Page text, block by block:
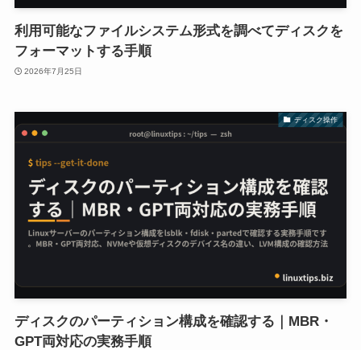
利用可能なファイルシステム形式を調べてディスクを
フォーマットする手順
2026年7月25日
ディスク操作
ディスクのパーティション構成を確認する｜MBR・
GPT両対応の実務手順